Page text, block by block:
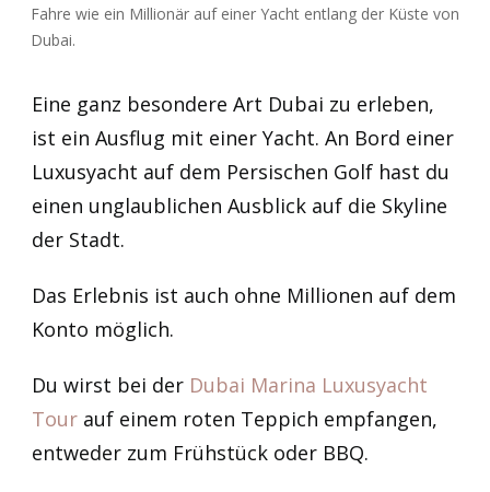
Fahre wie ein Millionär auf einer Yacht entlang der Küste von
Dubai.
Eine ganz besondere Art Dubai zu erleben,
ist ein Ausflug mit einer Yacht. An Bord einer
Luxusyacht auf dem Persischen Golf hast du
einen unglaublichen Ausblick auf die Skyline
der Stadt.
Das Erlebnis ist auch ohne Millionen auf dem
Konto möglich.
Du wirst bei der Dubai Marina Luxusyacht
Tour auf einem roten Teppich empfangen,
entweder zum Frühstück oder BBQ.